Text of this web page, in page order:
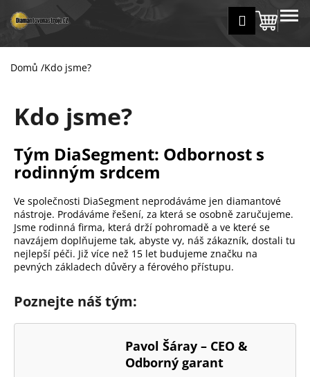
na
obsah
Přihlášení
košík
MENU
Domů /Kdo jsme?
Kdo jsme?
Tým DiaSegment: Odbornost s
rodinným srdcem
Ve společnosti DiaSegment neprodáváme jen diamantové
nástroje. Prodáváme řešení, za která se osobně zaručujeme.
Jsme rodinná firma, která drží pohromadě a ve které se
navzájem doplňujeme tak, abyste vy, náš zákazník, dostali tu
nejlepší péči. Již více než 15 let budujeme značku na
pevných základech důvěry a férového přístupu.
Poznejte náš tým:
Pavol Šáray – CEO &
Odborný garant
š
Zpět
Zpět
C
p
o
t
ř
e
b
u
j
e
t
e
n
a